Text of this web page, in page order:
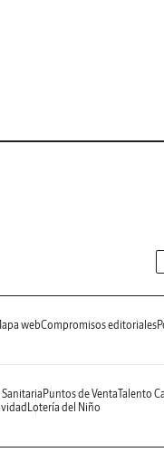
webCompromisos editoriales
Puntos de VentaTalento
Lotería del Niño